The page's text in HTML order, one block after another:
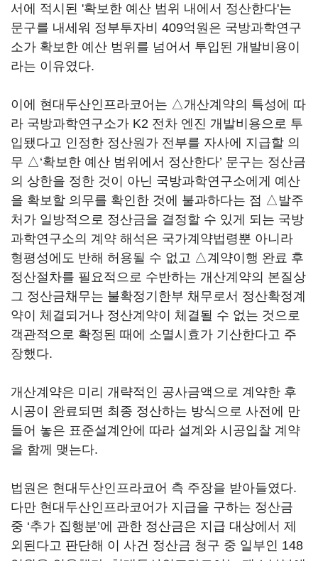
서에 적시된 '확보한 예산 범위 내에서 정산한다'는
문구를 내세워 정부투자비 409억원은 국방과학연구
소가 확보한 예산 범위를 넘어서 투입된 개발비용이
라는 이유였다.
이에 현대두산인프라코어는 △개산계약의 특성에 따
라 국방과학연구소가 K2 전차 엔진 개발비용으로 투
입됐다고 인정한 정산원가 전부를 자사에 지급할 의
무 △‘확보한 예산 범위에서 정산한다’ 문구는 정산금
의 상한을 정한 것이 아닌 국방과학연구소에게 예산
을 확보할 의무를 확인한 것에 불과하다는 점 △발주
처가 일방적으로 정산금을 결정할 수 있게 되는 국방
과학연구소의 계약 해석은 국가계약법령뿐 아니라
형평성에도 반해 허용될 수 없고 △계약이행 완료 후
정산절차를 필요적으로 수반하는 개산계약의 본질상
그 정산금채무는 불확정기한부 채무로서 정산확정계
약이 체결되거나 정산계약이 체결될 수 없는 것으로
객관적으로 확정된 때에 소멸시효가 기산한다고 주
장했다.
개산계약은 미리 개략적인 공사금액으로 계약한 후
시공이 완료되면 최종 정산하는 방식으로 사전에 만
들어 놓은 표준설계안에 따라 설계와 시공입찰 계약
을 함께 맺는다.
법원은 현대두산인프라코어 측 주장을 받아들였다.
다만 현대두산인프라코어가 지급을 구하는 정산금
중 ‘추가 집행분’에 관한 정산금은 지급 대상에서 제
외된다고 판단해 이 사건 정산금 청구 중 일부인 148